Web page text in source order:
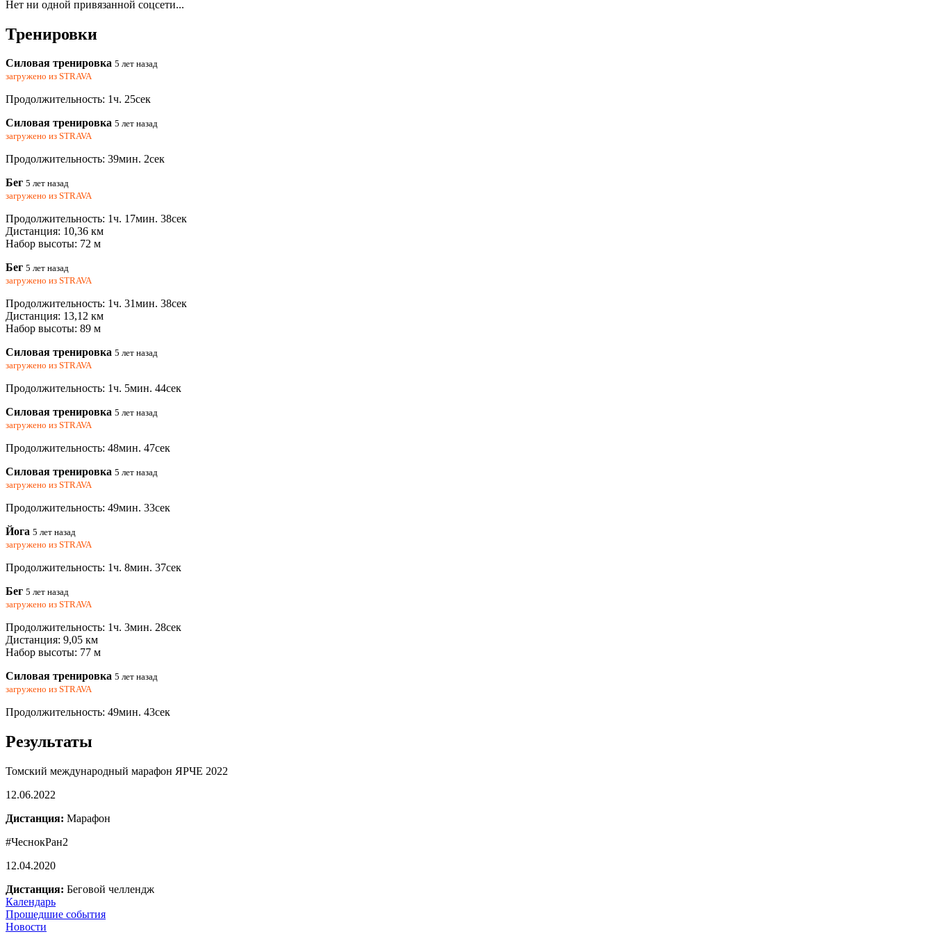
Нет ни одной привязанной соцсети...
Тренировки
Силовая тренировка 5 лет назад
загружено из STRAVA
Продолжительность: 1ч. 25сек
Силовая тренировка 5 лет назад
загружено из STRAVA
Продолжительность: 39мин. 2сек
Бег 5 лет назад
загружено из STRAVA
Продолжительность: 1ч. 17мин. 38сек
Дистанция: 10,36 км
Набор высоты: 72 м
Бег 5 лет назад
загружено из STRAVA
Продолжительность: 1ч. 31мин. 38сек
Дистанция: 13,12 км
Набор высоты: 89 м
Силовая тренировка 5 лет назад
загружено из STRAVA
Продолжительность: 1ч. 5мин. 44сек
Силовая тренировка 5 лет назад
загружено из STRAVA
Продолжительность: 48мин. 47сек
Силовая тренировка 5 лет назад
загружено из STRAVA
Продолжительность: 49мин. 33сек
Йога 5 лет назад
загружено из STRAVA
Продолжительность: 1ч. 8мин. 37сек
Бег 5 лет назад
загружено из STRAVA
Продолжительность: 1ч. 3мин. 28сек
Дистанция: 9,05 км
Набор высоты: 77 м
Силовая тренировка 5 лет назад
загружено из STRAVA
Продолжительность: 49мин. 43сек
Результаты
Томский международный марафон ЯРЧЕ 2022
12.06.2022
Дистанция: Марафон
#ЧеснокРан2
12.04.2020
Дистанция: Беговой челлендж
Календарь
Прошедшие события
Новости